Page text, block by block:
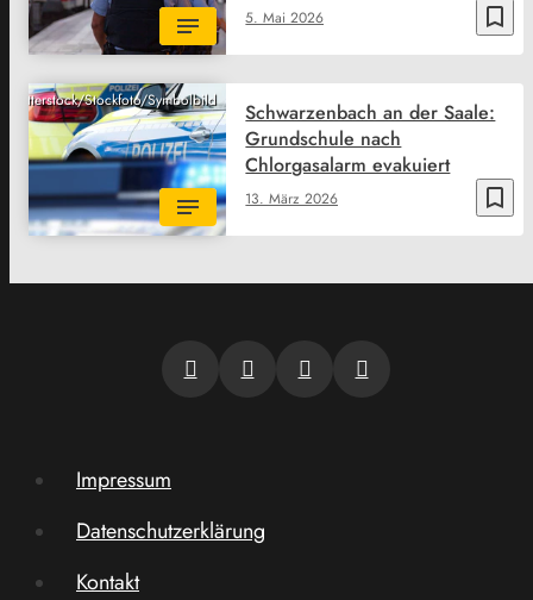
bookmark_border
5. Mai 2026
Shutterstock/Stockfoto/Symbolbild
bookmark_border
13. März 2026
Schwarzenbach an der Saale:
Grundschule nach
Chlorgasalarm evakuiert
Impressum
Datenschutzerklärung
Kontakt